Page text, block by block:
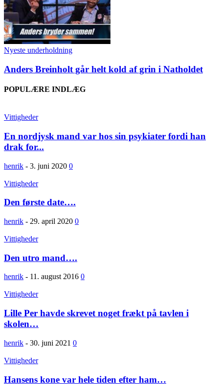
Nyeste underholdning
Anders Breinholt går helt kold af grin i Natholdet
POPULÆRE INDLÆG
Vittigheder
En nordjysk mand var hos sin psykiater fordi han
drak for...
henrik - 3. juni 2020 0
Vittigheder
Den første date….
henrik - 29. april 2020 0
Vittigheder
Den utro mand….
henrik - 11. august 2016 0
Vittigheder
Lille Per havde skrevet noget frækt på tavlen i
skolen…
henrik - 30. juni 2021 0
Vittigheder
Hansens kone var hele tiden efter ham…